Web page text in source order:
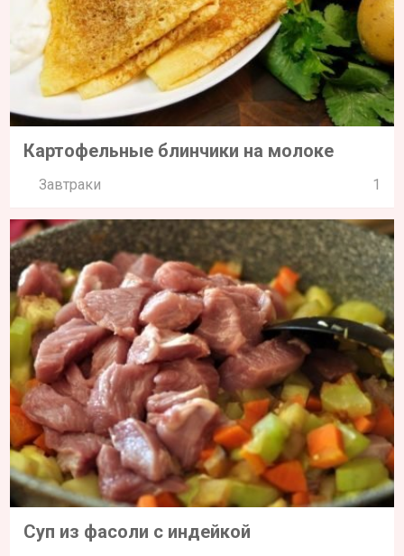
Картофельные блинчики на молоке
Завтраки 1
Суп из фасоли с индейкой